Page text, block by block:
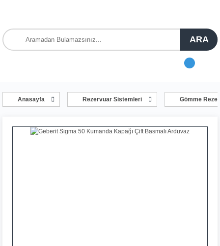
ARA
Anasayfa Rezervuar Sistemleri Gömme